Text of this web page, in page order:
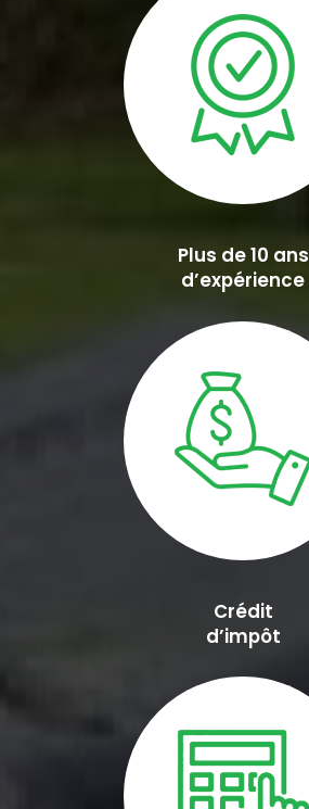
Plus de 10 ans
d’expérience
Crédit
d’impôt